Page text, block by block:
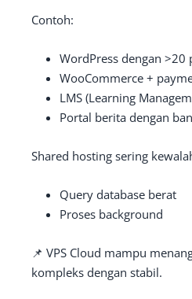
Contoh:
WordPress dengan >20
WooCommerce +
LMS (Learning
Portal berita dengan
Shared hosting sering
Query database berat
Proses background
📌 VPS Cloud mampu
kompleks dengan stabil.